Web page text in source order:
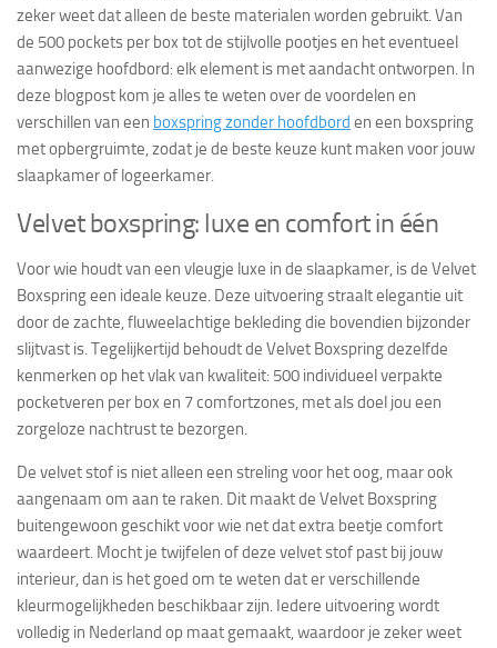
zeker weet dat alleen de beste materialen worden gebruikt. Van
de 500 pockets per box tot de stijlvolle pootjes en het eventueel
aanwezige hoofdbord: elk element is met aandacht ontworpen. In
deze blogpost kom je alles te weten over de voordelen en
verschillen van een boxspring zonder hoofdbord en een boxspring
met opbergruimte, zodat je de beste keuze kunt maken voor jouw
slaapkamer of logeerkamer.
Velvet boxspring: luxe en comfort in één
Voor wie houdt van een vleugje luxe in de slaapkamer, is de Velvet
Boxspring een ideale keuze. Deze uitvoering straalt elegantie uit
door de zachte, fluweelachtige bekleding die bovendien bijzonder
slijtvast is. Tegelijkertijd behoudt de Velvet Boxspring dezelfde
kenmerken op het vlak van kwaliteit: 500 individueel verpakte
pocketveren per box en 7 comfortzones, met als doel jou een
zorgeloze nachtrust te bezorgen.
De velvet stof is niet alleen een streling voor het oog, maar ook
aangenaam om aan te raken. Dit maakt de Velvet Boxspring
buitengewoon geschikt voor wie net dat extra beetje comfort
waardeert. Mocht je twijfelen of deze velvet stof past bij jouw
interieur, dan is het goed om te weten dat er verschillende
kleurmogelijkheden beschikbaar zijn. Iedere uitvoering wordt
volledig in Nederland op maat gemaakt, waardoor je zeker weet